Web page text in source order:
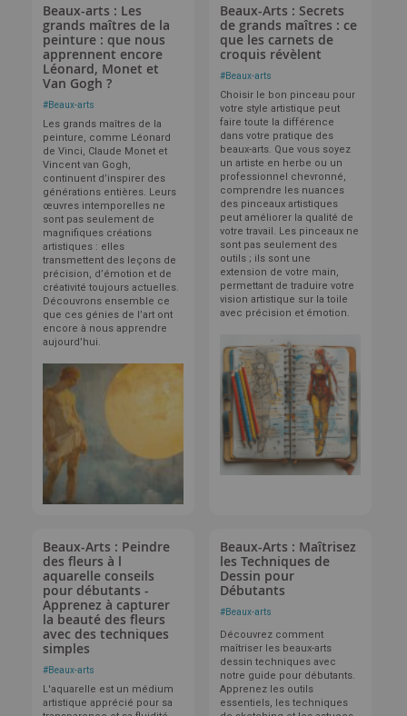
Beaux-arts : Les
grands maîtres de la
peinture : que nous
apprennent encore
Léonard, Monet et
Van Gogh ?
#Beaux-arts
Les grands maîtres de la
peinture, comme Léonard
de Vinci, Claude Monet et
Vincent van Gogh,
continuent d’inspirer des
générations entières. Leurs
œuvres intemporelles ne
sont pas seulement de
magnifiques créations
artistiques : elles
transmettent des leçons de
précision, d’émotion et de
créativité toujours actuelles.
Découvrons ensemble ce
que ces génies de l’art ont
encore à nous apprendre
aujourd’hui.
Beaux-Arts : Secrets
de grands maîtres : ce
que les carnets de
croquis révèlent
#Beaux-arts
Choisir le bon pinceau pour
votre style artistique peut
faire toute la différence
dans votre pratique des
beaux-arts. Que vous soyez
un artiste en herbe ou un
professionnel chevronné,
comprendre les nuances
des pinceaux artistiques
peut améliorer la qualité de
votre travail. Les pinceaux ne
sont pas seulement des
outils ; ils sont une
extension de votre main,
permettant de traduire votre
vision artistique sur la toile
avec précision et émotion.
Beaux-Arts : Peindre
des fleurs à l
aquarelle conseils
pour débutants -
Apprenez à capturer
la beauté des fleurs
avec des techniques
simples
#Beaux-arts
L'aquarelle est un médium
artistique apprécié pour sa
Beaux-Arts : Maîtrisez
les Techniques de
Dessin pour
Débutants
#Beaux-arts
Découvrez comment
maîtriser les beaux-arts
dessin techniques avec
notre guide pour débutants.
Apprenez les outils
essentiels, les techniques